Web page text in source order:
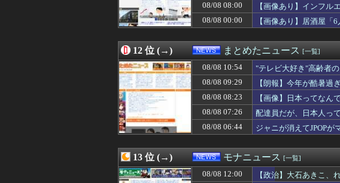
08/08 06:55
日本人はBYDの軽EV「ラッコ」を
08/08 06:44
ジャニが消えてJPOPがマシになる
08/08 06:40
高値で米を大量に仕入れた米卸大手
08/08 06:35
日経社説、入管庁の永住許可厳格化
08/08 06:13
衆院選で消費税廃止を訴えていた参
08/08 06:12
【衝撃】元TBS山本里菜アナ（32）
08/08 06:07
【悲報】アメリカ政府、日本円をア
08/08 06:05
幕末のスピード感は異常
08/08 06:00
写真加工アプリ「SNOW」、ステマ
08/08 05:55
新幹線の指定席…早めに予約した通
08/08 05:49
【画像】この人って無事だったんか
08/08 05:40
なぜフランス人はこれほど日本が好
08/08 05:15
台湾への140億ドル規模の武器売却
08/08 05:12
【衝撃】陸上自衛隊の22歳陸士長、
08/08 05:00
【天文】ブラックホール爆風、世
08/08 08:00
【画像あり】インフル
08/08 00:00
【画像あり】居酒屋「
12 位 (→) まとめたニュース [一覧]
08/08 10:54
"テレビ大好き"高齢者
08/08 09:29
【朗報】今年が酷暑過
08/08 08:23
【画像】日本ってなん
08/08 07:26
配達員だが、日本人っ
08/08 06:44
ジャニが消えてJPOP
13 位 (→) モナニュース [一覧]
08/08 12:00
【政治】大石あきこ